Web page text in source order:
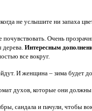
не услышите ни запаха
Очень
Интересным
все вокруг.
И женщина – зима будет
духов, которые они должны
сандала и пачули, чтобы